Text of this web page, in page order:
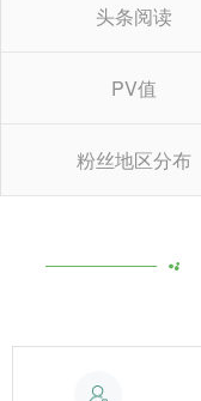
头条阅读
PV值
粉丝地区分布